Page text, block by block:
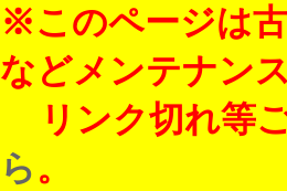
※このページは
などメンテナン
リンク切れ等
ら。